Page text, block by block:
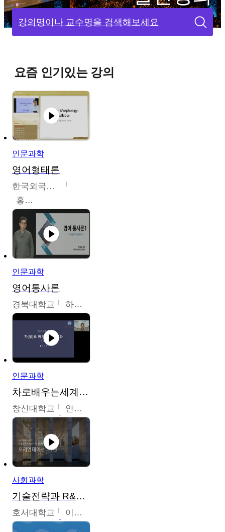
강의명이나 교수명을 검색해보세요
요즘 인기있는 강의
인문과학
영어형태론
한국외국어대학교
홍성훈
인문과학
영어통사론
경북대학교 하승완
인문과학
차로배우는세계문화
창신대학교 안소영
사회과학
기술전략과 R&D기획
호서대학교 이원희